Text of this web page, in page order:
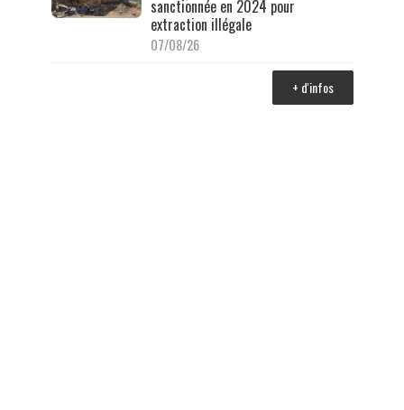
sanctionnée en 2024 pour
extraction illégale
07/08/26
+ d'infos